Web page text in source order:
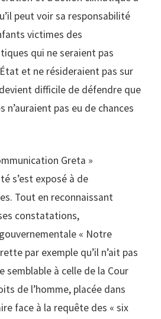
peut voir sa responsabilité
victimes des
qui ne seraient pas
et ne résideraient pas sur
difficile de défendre que
n’auraient pas eu de chances
Greta »
s’est exposé à de
Tout en reconnaissant
constatations,
« Notre
par exemple qu’il n’ait pas
à celle de la Cour
de l’homme, placée dans
face à la requête des « six